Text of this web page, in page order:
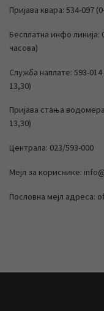
Пријава квара: 534-097
Бесплатна инфо
часова)
Служба наплате: 593-
13,30)
Пријава стања
13,30)
Централа: 023/593-000
Мејл за кориснике:
Пословна мејл адреса: